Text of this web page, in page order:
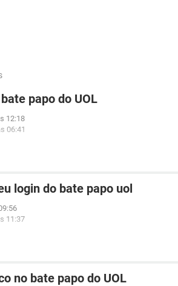
papo do UOL
12:18
06:41
login do bate papo uol
11:37
no bate papo do UOL